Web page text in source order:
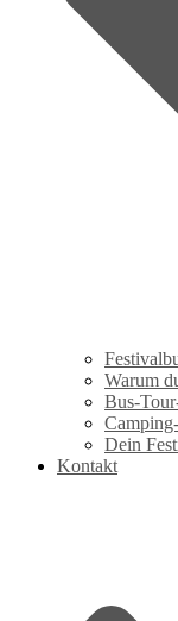
Warum
Bus-
Dein
Kontakt